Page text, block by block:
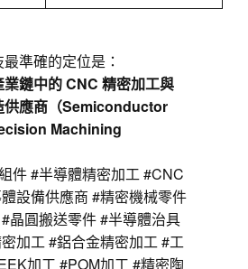
準確的定位是：
業鏈中的 CNC 精密加工與
供應商（Semiconductor
Machining
件 #半導體精密加工 #CNC
設備供應商 #精密機械零件
晶圓搬送零件 #半導體治具
加工 #鋁合金精密加工 #工
加工 #POM加工 #精密陶